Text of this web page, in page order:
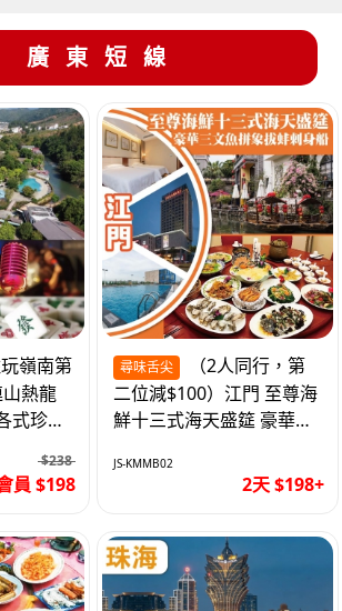
廣東短線
熱龍
式珍稀
$238
員 $198
尋味舌尖
二位減$100）江門 至尊海
鮮十三式海天盛筵 豪華三
2天
JS-KMMB02
2天 $198+